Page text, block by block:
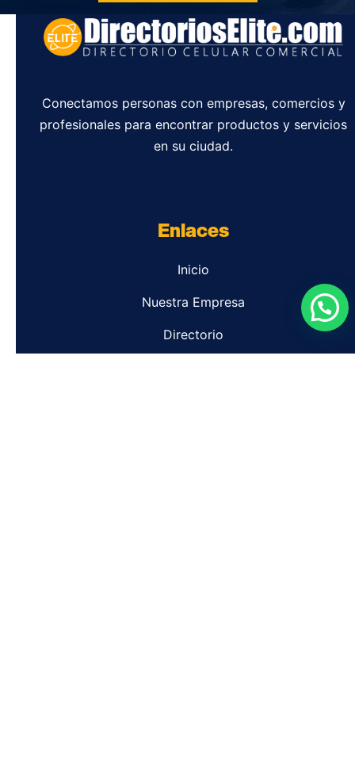
Conectamos personas con empresas, comercios y
profesionales para encontrar productos y servicios
en su ciudad.
Enlaces
Inicio
Nuestra Empresa
Directorio